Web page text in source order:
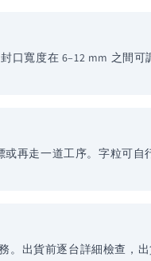
口寬度在 6–12 mm 之間
再走一道工序。字粒可
出貨前逐台詳細檢查，